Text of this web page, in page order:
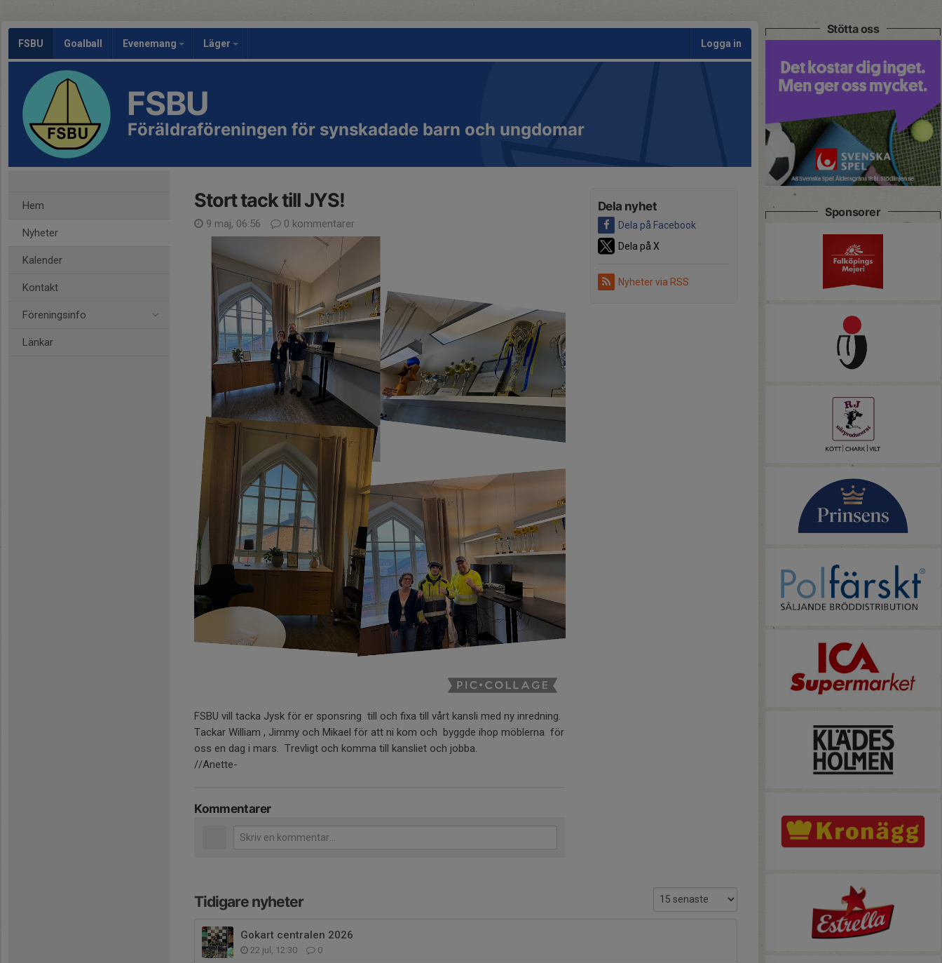
FSBU Goalball Evenemang Läger Logga in
FSBU
Föräldraföreningen för synskadade barn och ungdomar
Hem
Nyheter
Kalender
Kontakt
Föreningsinfo
Länkar
Dela nyhet
Dela på Facebook
Dela på X
Nyheter via RSS
Stort tack till JYS!
9 maj, 06:56 0 kommentarer
FSBU vill tacka Jysk för er sponsring till och fixa till vårt kansli med ny inredning.
Tackar William , Jimmy och Mikael för att ni kom och byggde ihop möblerna för
oss en dag i mars. Trevligt och komma till kansliet och jobba.
//Anette-
Kommentarer
Tidigare nyheter
Gokart centralen 2026
22 jul, 12:30 0
Stötta oss
Sponsorer